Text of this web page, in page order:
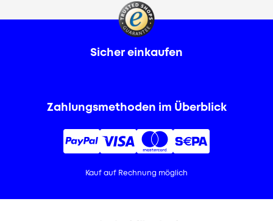
Zahlungsmethoden im Überblick
Kauf auf Rechnung möglich
Sicher einkaufen